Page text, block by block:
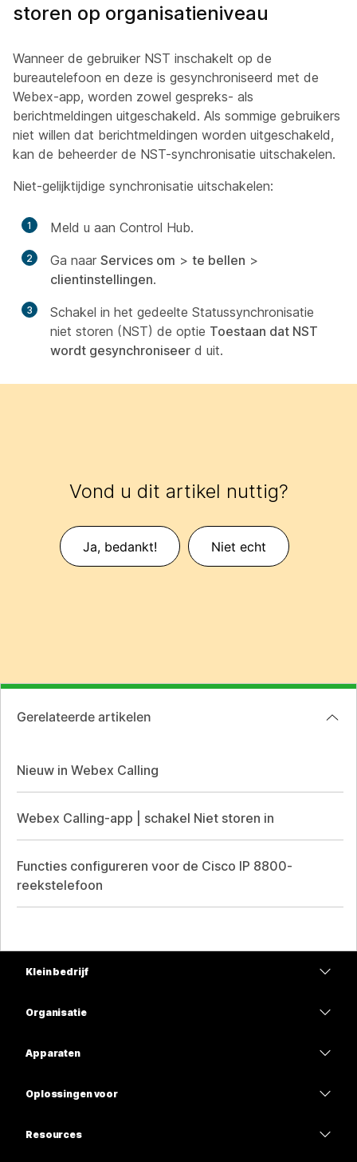
storen op organisatieniveau
Wanneer de gebruiker NST inschakelt op de
bureautelefoon en deze is gesynchroniseerd met de
Webex-app, worden zowel gespreks- als
berichtmeldingen uitgeschakeld. Als sommige gebruikers
niet willen dat berichtmeldingen worden uitgeschakeld,
kan de beheerder de NST-synchronisatie uitschakelen.
Niet-gelijktijdige synchronisatie uitschakelen:
1 Meld u aan Control Hub.
2 Ga naar Services om > te bellen >
clientinstellingen.
3
Schakel in het gedeelte Statussynchronisatie
niet storen (NST) de optie Toestaan dat NST
wordt gesynchroniseer d uit.
Vond u dit artikel nuttig?
Ja, bedankt! Niet echt
Gerelateerde artikelen
Nieuw in Webex Calling
Webex Calling-app | schakel Niet storen in
Functies configureren voor de Cisco IP 8800-
reekstelefoon
Klein bedrijf
Organisatie
Apparaten
Oplossingen voor
Resources